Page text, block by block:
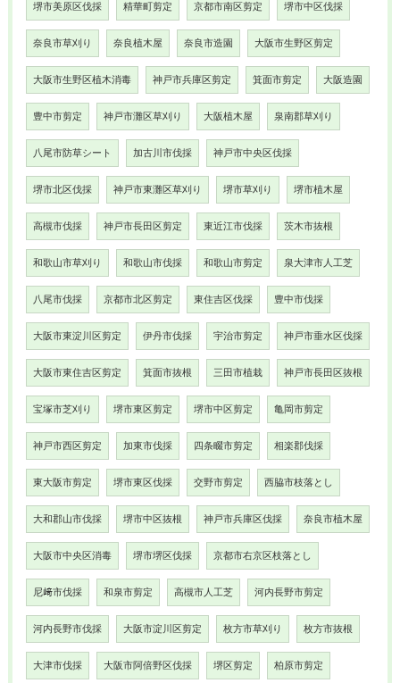
堺市美原区伐採 精華町剪定 京都市南区剪定 堺市中区伐採
奈良市草刈り 奈良植木屋 奈良市造園 大阪市生野区剪定
大阪市生野区植木消毒 神戸市兵庫区剪定 箕面市剪定 大阪造園
豊中市剪定 神戸市灘区草刈り 大阪植木屋 泉南郡草刈り
八尾市防草シート 加古川市伐採 神戸市中央区伐採
堺市北区伐採 神戸市東灘区草刈り 堺市草刈り 堺市植木屋
高槻市伐採 神戸市長田区剪定 東近江市伐採 茨木市抜根
和歌山市草刈り 和歌山市伐採 和歌山市剪定 泉大津市人工芝
八尾市伐採 京都市北区剪定 東住吉区伐採 豊中市伐採
大阪市東淀川区剪定 伊丹市伐採 宇治市剪定 神戸市垂水区伐採
大阪市東住吉区剪定 箕面市抜根 三田市植栽 神戸市長田区抜根
宝塚市芝刈り 堺市東区剪定 堺市中区剪定 亀岡市剪定
神戸市西区剪定 加東市伐採 四条畷市剪定 相楽郡伐採
東大阪市剪定 堺市東区伐採 交野市剪定 西脇市枝落とし
大和郡山市伐採 堺市中区抜根 神戸市兵庫区伐採 奈良市植木屋
大阪市中央区消毒 堺市堺区伐採 京都市右京区枝落とし
尼﨑市伐採 和泉市剪定 高槻市人工芝 河内長野市剪定
河内長野市伐採 大阪市淀川区剪定 枚方市草刈り 枚方市抜根
大津市伐採 大阪市阿倍野区伐採 堺区剪定 柏原市剪定